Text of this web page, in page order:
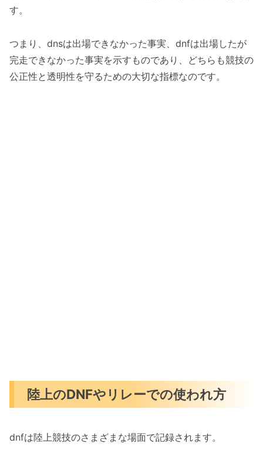
す。
つまり、dnsは出場できなかった事実、dnfは出場したが
完走できなかった事実を示すものであり、どちらも競技の
公正性と透明性を守るための大切な指標なのです。
陸上のDNFやリレーでの使われ方
dnfは陸上競技のさまざまな場面で記録されます。